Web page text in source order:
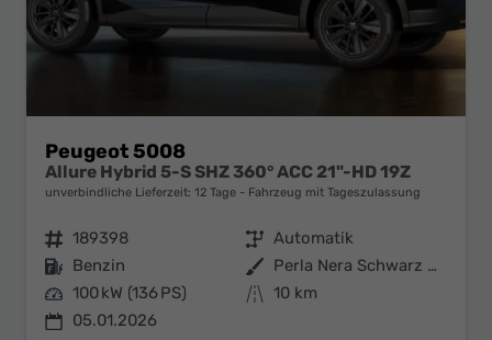
Peugeot 5008
Allure Hybrid 5-S SHZ 360° ACC 21"-HD 19Z
unverbindliche Lieferzeit: 12 Tage Fahrzeug mit Tageszulassung
Fahrzeugnr. 189398 Getriebe Automatik
Kraftstoff Benzin Außenfarbe
Perla Nera Schwarz Metallic
Leistung 100 kW (136 PS) Kilometerstand 10 km
05.01.2026